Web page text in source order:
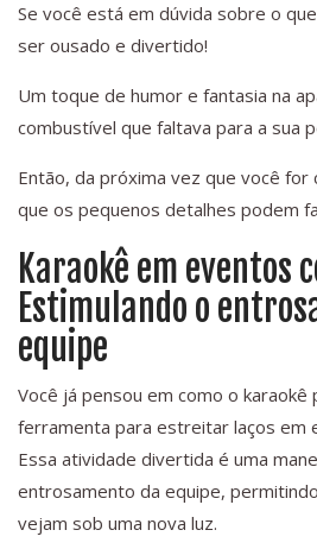
Se você está em dúvida sobre o
ser ousado e divertido!
Um toque de humor e fantasia na
combustível que faltava para a sua
Então, da próxima vez que você
que os pequenos detalhes podem
Karaokê em eventos
Estimulando o
equipe
Você já pensou em como o
ferramenta para estreitar laços em
Essa atividade divertida é uma
entrosamento da equipe,
vejam sob uma nova luz.